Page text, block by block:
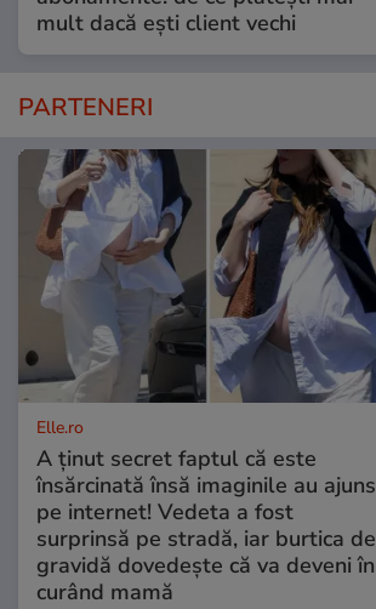
mult dacă ești client vechi
PARTENERI
Elle.ro
A ținut secret faptul că este
însărcinată însă imaginile au ajuns
pe internet! Vedeta a fost
surprinsă pe stradă, iar burtica de
gravidă dovedește că va deveni în
curând mamă